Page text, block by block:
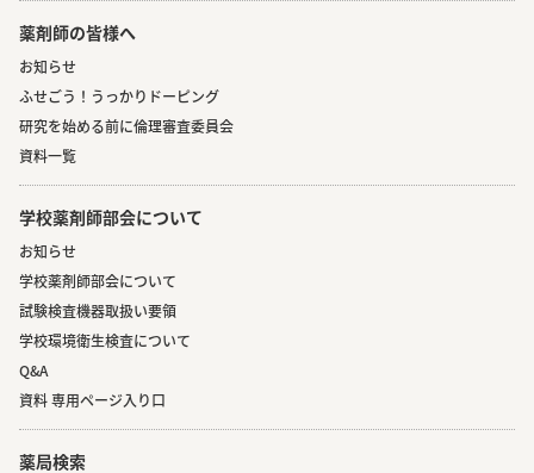
薬剤師の皆様へ
お知らせ
ふせごう！うっかりドーピング
研究を始める前に倫理審査委員会
資料一覧
学校薬剤師部会について
お知らせ
学校薬剤師部会について
試験検査機器取扱い要領
学校環境衛生検査について
Q&A
資料 専用ページ入り口
薬局検索